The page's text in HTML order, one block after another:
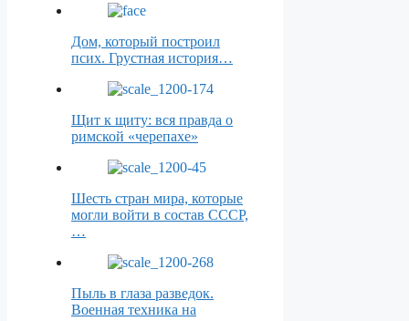
Дом, который построил
псих. Грустная история…
Щит к щиту: вся правда о
римской «черепахе»
Шесть стран мира, которые
могли войти в состав СССР,
…
Пыль в глаза разведок.
Военная техника на